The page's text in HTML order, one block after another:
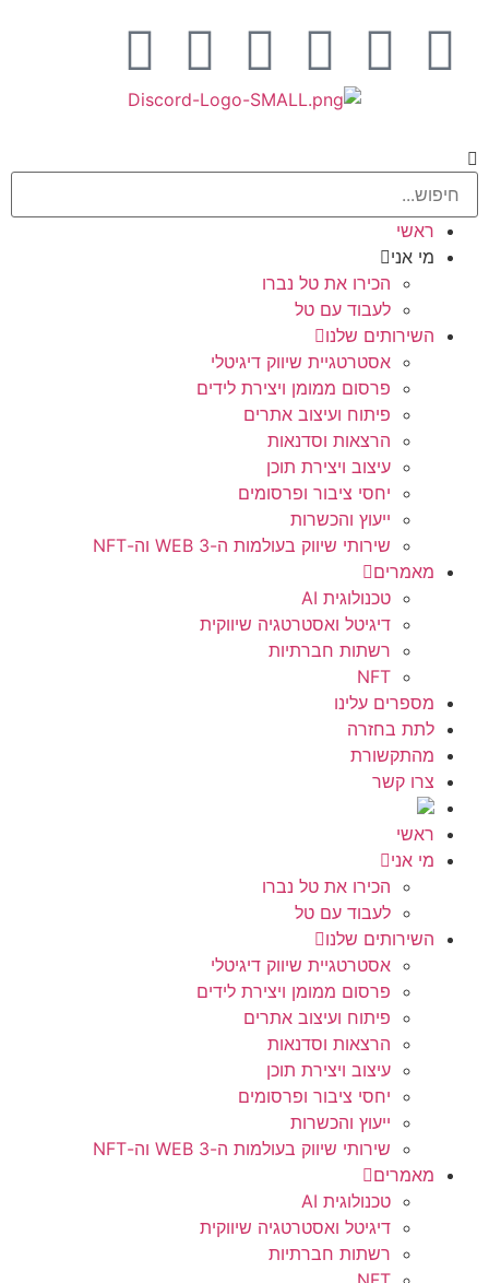
ראשי
מי אני
הכירו את טל נברו
לעבוד עם טל
השירותים שלנו
אסטרטגיית שיווק דיגיטלי
פרסום ממומן ויצירת לידים
פיתוח ועיצוב אתרים
הרצאות וסדנאות
עיצוב ויצירת תוכן
יחסי ציבור ופרסומים
ייעוץ והכשרות
שירותי שיווק בעולמות ה-WEB 3 וה-NFT
מאמרים
טכנולוגית AI
דיגיטל ואסטרטגיה שיווקית
רשתות חברתיות
NFT
מספרים עלינו
לתת בחזרה
מהתקשורת
צרו קשר
ראשי
מי אני
הכירו את טל נברו
לעבוד עם טל
השירותים שלנו
אסטרטגיית שיווק דיגיטלי
פרסום ממומן ויצירת לידים
פיתוח ועיצוב אתרים
הרצאות וסדנאות
עיצוב ויצירת תוכן
יחסי ציבור ופרסומים
ייעוץ והכשרות
שירותי שיווק בעולמות ה-WEB 3 וה-NFT
מאמרים
טכנולוגית AI
דיגיטל ואסטרטגיה שיווקית
רשתות חברתיות